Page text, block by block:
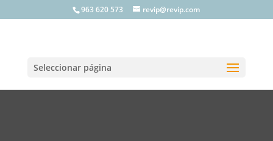
963 620 573 revip@revip.com
Seleccionar página